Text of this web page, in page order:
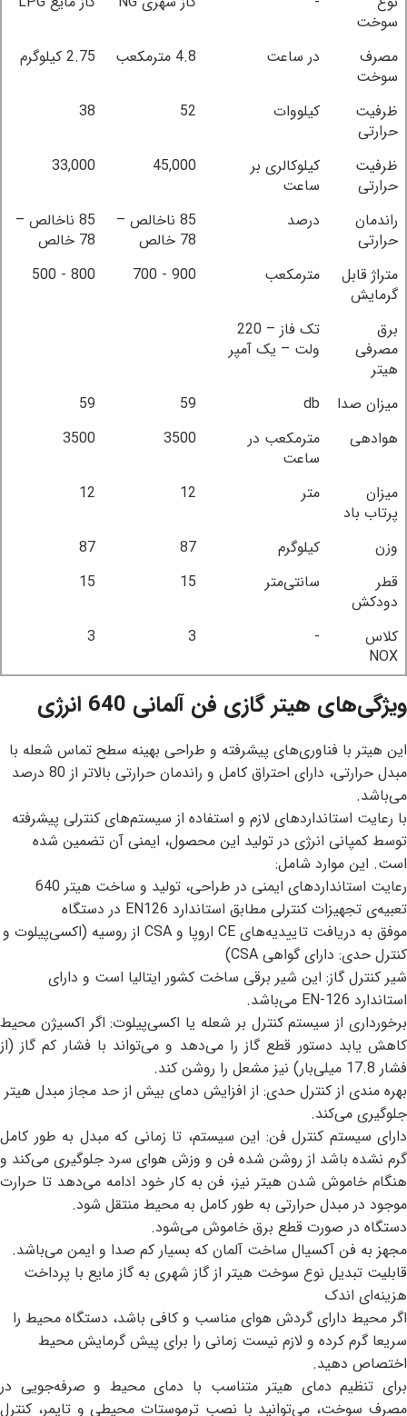
سوخت
مصرف
سوخت
در ساعت 4.8 مترمکعب 2.75 کیلوگرم
ظرفیت
حرارتی
کیلووات 52
38
ظرفیت
حرارتی
کیلوکالری بر
ساعت
45,000
33,000
راندمان
حرارتی
درصد
85 ناخالص –
78 خالص
85 ناخالص –
78 خالص
متراژ قابل
گرمایش
مترمکعب 900 - 700
800 - 500
برق
مصرفی
هیتر
تک فاز – 220
ولت – یک آمپر
میزان صدا db
59
59
هوادهی
مترمکعب در
ساعت
3500
3500
میزان
پرتاب باد
متر 12
12
وزن کیلوگرم 87
87
قطر
دودکش
سانتی‌متر 15
15
کلاس
NOX
-
3
3
ویژگی‌های هیتر گازی فن آلمانی 640 انرژی
این هیتر با فناوری‌های پیشرفته و طراحی بهینه سطح تماس شعله با
مبدل حرارتی، دارای احتراق کامل و راندمان حرارتی بالاتر از 80 درصد
می‌باشد.
با رعایت استانداردهای لازم و استفاده از سیستم‌های کنترلی پیشرفته
توسط کمپانی انرژی در تولید این محصول، ایمنی آن تضمین شده
است. این موارد شامل:
رعایت استانداردهای ایمنی در طراحی، تولید و ساخت هیتر 640
تعبیه‌ی تجهیزات کنترلی مطابق استاندارد EN126 در دستگاه
موفق به دریافت تاییدیه‌های CE اروپا و CSA از روسیه (اکسی‌پیلوت و
کنترل حدی: دارای گواهی CSA)
شیر کنترل گاز: این شیر برقی ساخت کشور ایتالیا است و دارای
استاندارد EN-126 می‌باشد.
برخورداری از سیستم کنترل بر شعله یا اکسی‌پیلوت: اگر اکسیژن محیط
کاهش یابد دستور قطع گاز را می‌دهد و می‌تواند با فشار کم گاز (از
فشار 17.8 میلی‌بار) نیز مشعل را روشن کند.
بهره مندی از کنترل حدی: از افزایش دمای بیش از حد مجاز مبدل هیتر
جلوگیری می‌کند.
دارای سیستم کنترل فن: این سیستم، تا زمانی که مبدل به طور کامل
گرم نشده باشد از روشن شده فن و وزش هوای سرد جلوگیری می‌کند و
هنگام خاموش شدن هیتر نیز، فن به کار خود ادامه می‌دهد تا حرارت
موجود در مبدل حرارتی به طور کامل به محیط منتقل شود.
دستگاه در صورت قطع برق خاموش می‌شود.
مجهز به فن آکسیال ساخت آلمان که بسیار کم صدا و ایمن می‌باشد.
قابلیت تبدیل نوع سوخت هیتر از گاز شهری به گاز مایع با پرداخت
هزینه‌ای اندک
اگر محیط دارای گردش هوای مناسب و کافی باشد، دستگاه محیط را
سریعا گرم کرده و لازم نیست زمانی را برای پیش گرمایش محیط
اختصاص دهید.
برای تنظیم دمای هیتر متناسب با دمای محیط و صرفه‌جویی در
مصرف سوخت، می‌توانید با نصب ترموستات محیطی و تایمر، کنترل